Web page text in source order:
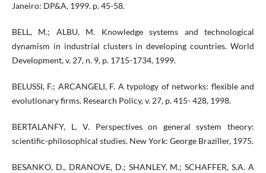
Janeiro: DP&A, 1999. p. 45-58.
BELL, M.; ALBU, M. Knowledge systems and technological
dynamism in industrial clusters in developing countries. World
Development, v. 27, n. 9, p. 1715-1734, 1999.
BELUSSI, F.; ARCANGELI, F. A typology of networks: flexible and
evolutionary firms. Research Policy, v. 27, p. 415- 428, 1998.
BERTALANFY, L. V. Perspectives on general system theory:
scientific-philosophical studies. New York: George Braziller, 1975.
BESANKO, D., DRANOVE, D.; SHANLEY, M.; SCHAFFER, S.A. A